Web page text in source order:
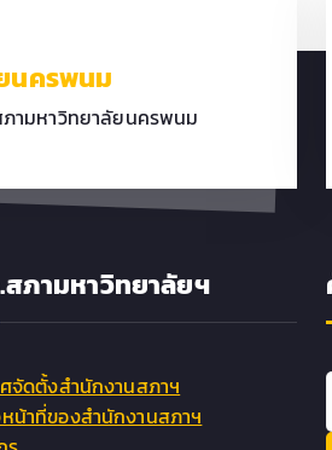
นครพนม
ภามหาวิทยาลัยนครพนม
ภามหาวิทยาลัยฯ
จัดตั้งสำนักงานสภาฯ
น้าที่ของสำนักงานสภาฯ
S